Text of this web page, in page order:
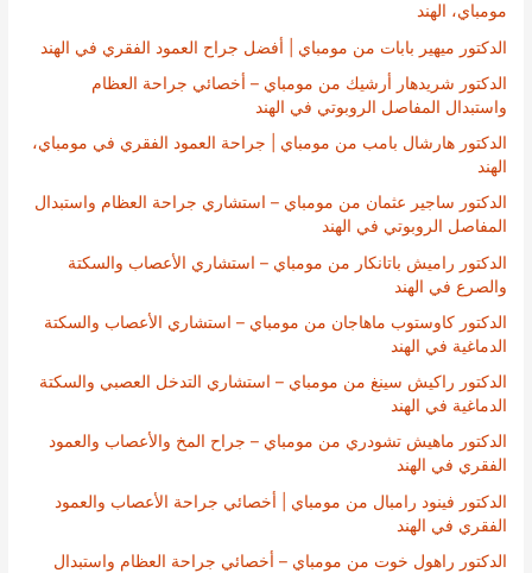
مومباي، الهند
الدكتور ميهير بابات من مومباي | أفضل جراح العمود الفقري في الهند
الدكتور شريدهار أرشيك من مومباي – أخصائي جراحة العظام
واستبدال المفاصل الروبوتي في الهند
الدكتور هارشال بامب من مومباي | جراحة العمود الفقري في مومباي،
الهند
الدكتور ساجير عثمان من مومباي – استشاري جراحة العظام واستبدال
المفاصل الروبوتي في الهند
الدكتور راميش باتانكار من مومباي – استشاري الأعصاب والسكتة
والصرع في الهند
الدكتور كاوستوب ماهاجان من مومباي – استشاري الأعصاب والسكتة
الدماغية في الهند
الدكتور راكيش سينغ من مومباي – استشاري التدخل العصبي والسكتة
الدماغية في الهند
الدكتور ماهيش تشودري من مومباي – جراح المخ والأعصاب والعمود
الفقري في الهند
الدكتور فينود رامبال من مومباي | أخصائي جراحة الأعصاب والعمود
الفقري في الهند
الدكتور راهول خوت من مومباي – أخصائي جراحة العظام واستبدال